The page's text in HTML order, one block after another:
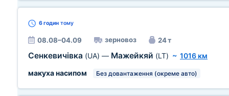
6 годин тому
08.08–04.09 зерновоз 24 т
Сенкевичівка (UA) — Мажейкяй (LT) ~ 1016 км
макуха насипом
Без довантаження (окреме авто)